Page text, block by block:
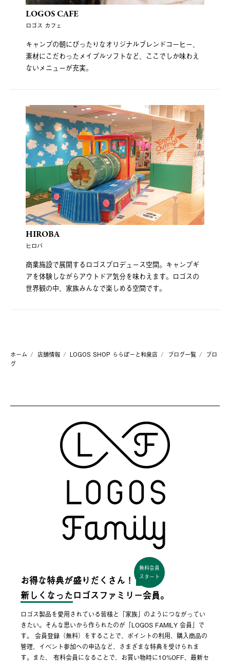
LOGOS CAFE
ロゴス カフェ
キャンプの朝にぴったりなオリジナルブレンドコーヒー、
素材にこだわったメイプルソフトなど、ここでしか味わえ
ないメニューが充実。
HIROBA
ヒロバ
商業施設で展開するロゴスプロデュース空間。キャンプギ
アを体験しながらアウトドア気分を味わえます。ロゴスの
世界観の中、家族みんなで楽しめる空間です。
ホーム 店舗情報 LOGOS SHOP ららぽーと和泉店 ブログ一覧
ブロ
グ
お得な特典が盛りだくさん！
無料会員
スタート
新しくなった ロゴスファミリー会員。
ロゴス製品を愛用されている皆様と「家族」のようにつながってい
きたい。そんな思いから作られたのが「LOGOS FAMILY 会員」で
す。 会員登録（無料）をすることで、ポイントの利用、購入商品の
管理、イベント参加への申込など、さまざまな特典を受けられま
す。また、 有料会員になることで、お買い物時に10%OFF、最新セ